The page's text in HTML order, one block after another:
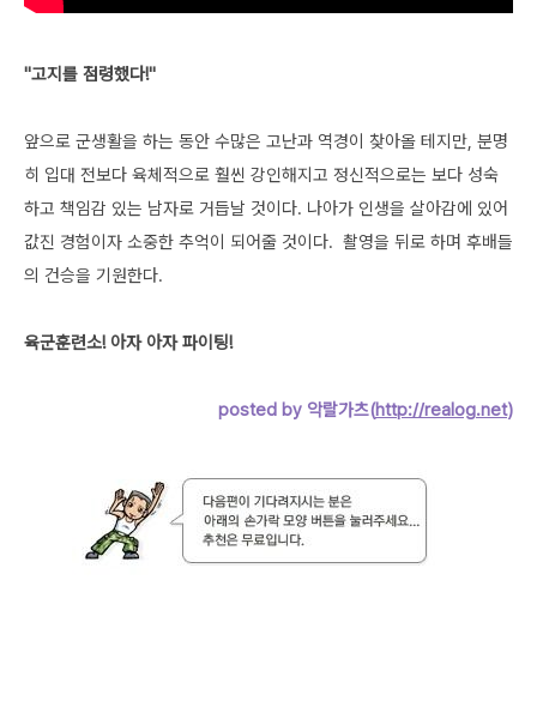
"고지를 점령했다!"
앞으로 군생활을 하는 동안 수많은 고난과 역경이 찾아올 테지만, 분명
히 입대 전보다 육체적으로 훨씬 강인해지고 정신적으로는 보다 성숙
하고 책임감 있는 남자로 거듭날 것이다. 나아가 인생을 살아감에 있어
값진 경험이자 소중한 추억이 되어줄 것이다. 촬영을 뒤로 하며 후배들
의 건승을 기원한다.
육군훈련소! 아자 아자 파이팅!
posted by 악랄가츠(http://realog.net)